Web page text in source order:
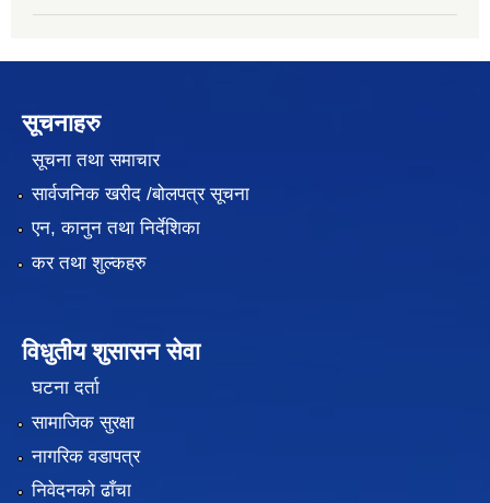
सूचनाहरु
सूचना तथा समाचार
सार्वजनिक खरीद /बोलपत्र सूचना
एन, कानुन तथा निर्देशिका
कर तथा शुल्कहरु
विधुतीय शुसासन सेवा
घटना दर्ता
सामाजिक सुरक्षा
नागरिक वडापत्र
निवेदनको ढाँचा